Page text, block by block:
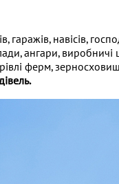
гаражів, навісів,
ангари, виробничі
ферм,